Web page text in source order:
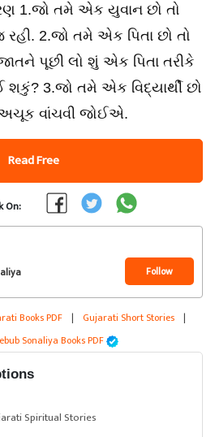
1.જો તમે એક યુવાન છો તો
રહી. 2.જો તમે એક પિતા છો તો
જાતને પૂછી લો શું એક પિતા તરીકે
3.જો તમે એક વિદ્યાર્થી છો
અચૂક વાંચવી જોઈએ.
Read Free
On:
Follow
Books PDF | Gujarati Short Stories |
Sonaliya Books PDF
Spiritual Stories